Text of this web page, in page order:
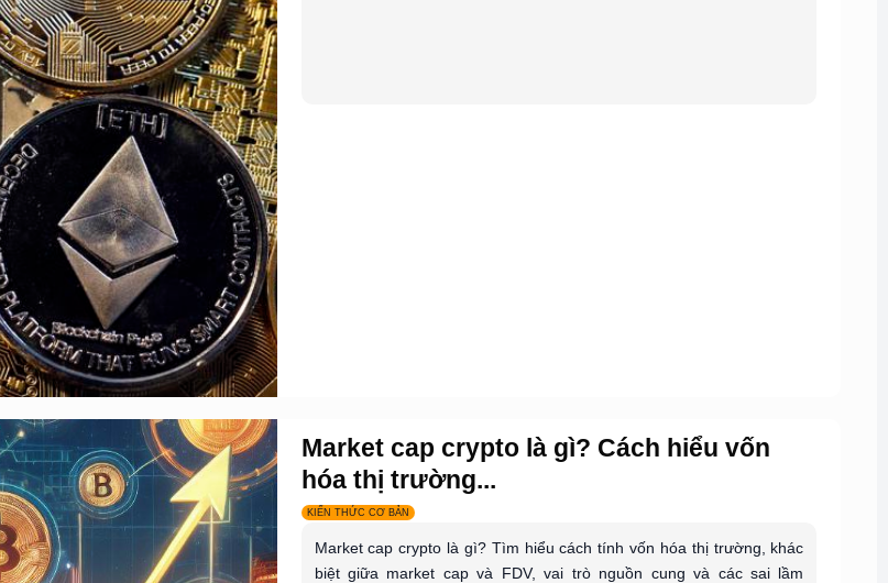
Market cap crypto là gì? Cách hiểu vốn
hóa thị trường...
KIẾN THỨC CƠ BẢN
Market cap crypto là gì? Tìm hiểu cách tính vốn hóa thị trường, khác
biệt giữa market cap và FDV, vai trò nguồn cung và các sai lầm